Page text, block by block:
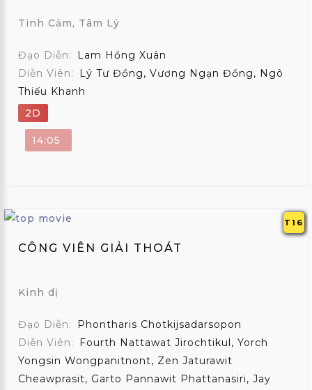
Tình Cảm, Tâm Lý
Đạo Diễn:
Lam Hồng Xuân
Diễn Viên:
Lý Tư Đồng, Vương Ngạn Đồng, Ngô
Thiếu Khanh
2D
14:05
T16
CÔNG VIÊN GIẢI THOÁT
Kinh dị
Đạo Diễn:
Phontharis Chotkijsadarsopon
Diễn Viên:
Fourth Nattawat Jirochtikul, Yorch
Yongsin Wongpanitnont, Zen Jaturawit
Cheawprasit, Garto Pannawit Phattanasiri, Jay